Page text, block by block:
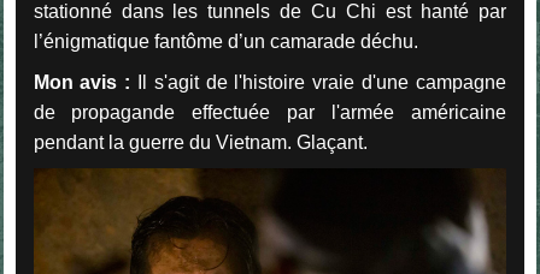
stationné dans les tunnels de Cu Chi est hanté par
l’énigmatique fantôme d’un camarade déchu.
Mon avis : Il s'agit de l'histoire vraie d'une campagne
de propagande effectuée par l'armée américaine
pendant la guerre du Vietnam. Glaçant.